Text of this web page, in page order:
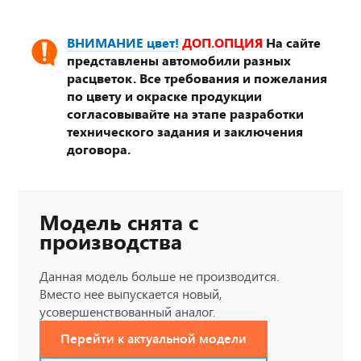
ВНИМАНИЕ цвет! ДОП.ОПЦИЯ На сайте
представлены автомобили разных
расцветок. Все требования и пожелания
по цвету и окраске продукции
согласовывайте на этапе разработки
технического задания и заключения
договора.
Модель снята с
производства
Данная модель больше не производится.
Вместо нее выпускается новый,
усовершенствованный аналог.
Перейти к актуальной модели